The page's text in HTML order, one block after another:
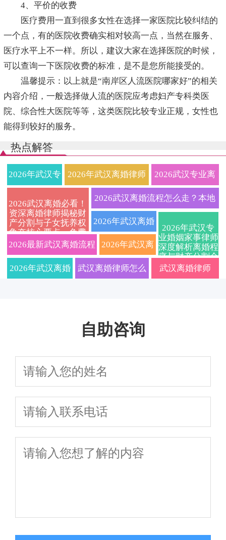
4、平价的收费
医疗费用一直到很多女性在选择一家医院比较纠结的
一个点，有的医院收费确实相对较高一点，当然在服务、
医疗水平上不一样。所以，建议大家在选择医院的时候，
可以查询一下医院收费的标准，是不是您所能接受的。
温馨提示：以上就是“南岸区人流医院哪家好”的相关
内容介绍，一般选择做人流的医院应考虑妇产专科类医
院、综合性大医院等等，这类医院比较专业正规，女性也
能得到较好的服务。
热点解答
2026年武汉专
流程指南：协
议离婚、诉讼
离婚、财产分
割、子女抚养
2026年武汉离婚律师
权威指南：财产分割
与抚养权纠纷一站式
解决全攻略
2026武汉专业离
婚律师在线免费
财产分割与子女
抚养纠纷，定制
离婚协议服务
2026武汉离婚必看！
资深离婚律师揭秘财
产分割与子女抚养权
争夺核心要点，免费
咨询通道限时开启
2026武汉离婚流程怎么走？本地
婚姻家事律师详解协议与诉讼避
坑要点
2026年武汉离婚
律师费用标准及
流程解析：资深
团队避免踩坑
2026最新武汉离婚流程
及费用标准，专业武汉
附子女抚养权争取策略
2026年武汉离
婚律师费用标
办理全流程与
2026年武汉专
业婚姻家事律师
深度解析离婚程
序与财产分割全
攻略，本地法律
服务精准匹配
2026年武汉离婚
争夺及法律咨询
武汉离婚律师怎么
析，在线咨询助你
武汉离婚律师
自助咨询